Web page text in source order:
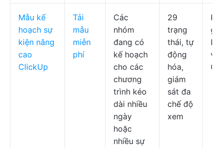
Mẫu kế
hoạch sự
kiện nâng
cao
ClickUp
Tải
mẫu
miễn
phí
Các
nhóm
đang có
kế hoạch
cho các
chương
trình kéo
dài nhiều
ngày
hoặc
nhiều sự
29
trạng
thái, tự
động
hóa,
giám
sát đa
chế độ
xem